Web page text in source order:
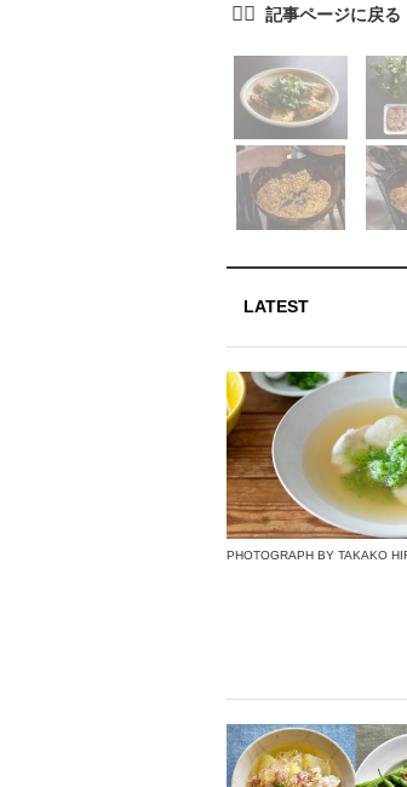
LATEST
PHOTOGRAPH BY TAKAKO